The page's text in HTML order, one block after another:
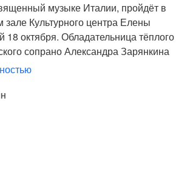
музыке Италии, пройдёт в
зале Культурного центра Елены
18 октября. Обладательница тёплого
сопрано Александра Зарянкина
шедевры итальянской музыки
нами неаполитанские песни.
дуэт Александры Зарянкиной и
пианиста Игоря Егорова